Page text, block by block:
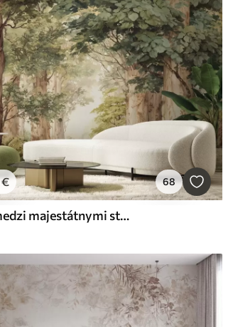
€ 68
Lesná cesta medzi majestátnymi stromami v akvarelovom štýle